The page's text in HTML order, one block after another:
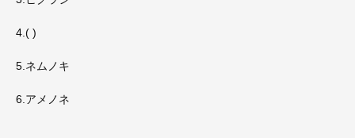
4.( )
5.ネムノキ
6.アメノネ